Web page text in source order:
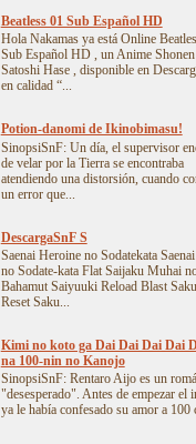
Beatless 01 Sub Español HD
Hola Nakamas ya está Online
Sub Español HD , un Anime Shonen
Satoshi Hase , disponible en
en calidad “...
Potion-danomi de Ikinobimasu!
SinopsiSnF: Un día, el supervisor
de velar por la Tierra se encontraba
atendiendo una distorsión, cuando
un error que...
DescargaSnF S
Saenai Heroine no Sodatekata
no Sodate-kata Flat Saijaku Muhai
Bahamut Saiyuuki Reload Blast
Reset Saku...
Kimi no koto ga Dai Dai Dai Dai
na 100-nin no Kanojo
SinopsiSnF: Rentaro Aijo es un
"desesperado". Antes de empezar el
ya le había confesado su amor a 100